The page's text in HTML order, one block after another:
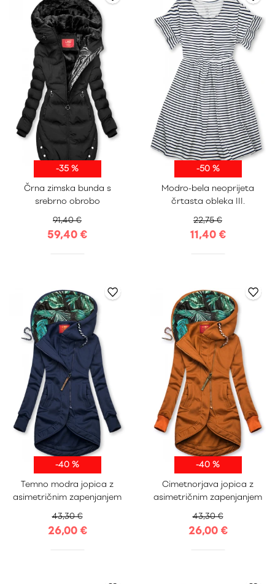
-35 %
Črna zimska bunda s
srebrno obrobo
91,40 €
59,40 €
S M L
XL
-50 %
Modro-bela neoprijeta
črtasta obleka III.
22,75 €
11,40 €
Uni
-40 %
Temno modra jopica z
asimetričnim zapenjanjem
43,30 €
26,00 €
S M L
XL
-40 %
Cimetnorjava jopica z
asimetričnim zapenjanjem
43,30 €
26,00 €
S M L
XL
XXL